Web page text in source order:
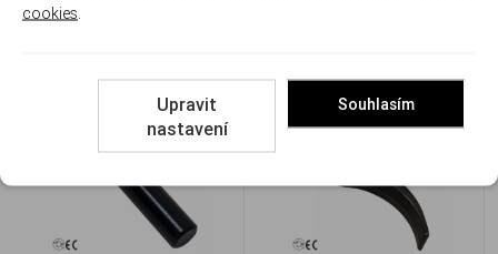
1 255 Kč
cookies
Upravit
nastavení
Souhlasím